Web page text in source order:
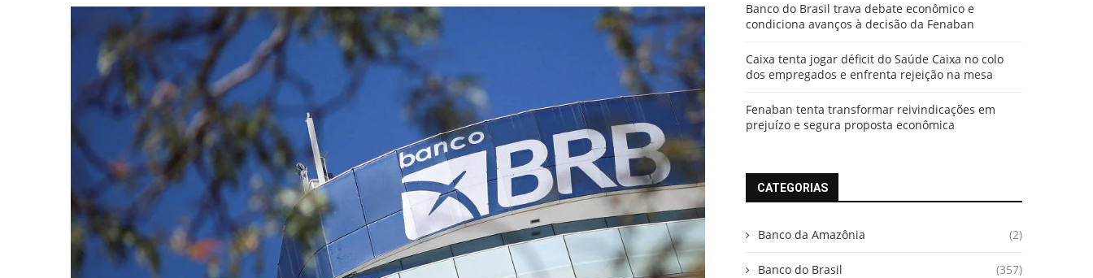
Banco do Brasil trava debate econômico e
condiciona avanços à decisão da Fenaban
Caixa tenta jogar déficit do Saúde Caixa no colo
dos empregados e enfrenta rejeição na mesa
Fenaban tenta transformar reivindicações em
prejuízo e segura proposta econômica
CATEGORIAS
Banco da Amazônia (2)
Banco do Brasil (357)